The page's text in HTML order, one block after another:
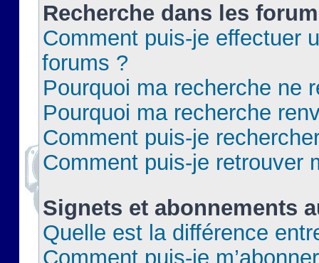
Recherche dans les
Comment puis-je effectuer
forums ?
Pourquoi ma recherche ne
Pourquoi ma recherche
Comment puis-je
Comment puis-je retrouver
Signets et abonnements
Quelle est la différence
Comment puis-je